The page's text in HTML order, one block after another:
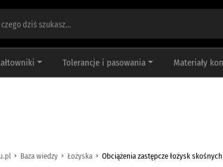
Tolerancje i pasowania Materiały
Baza wiedzy Łożyska Obciążenia zastępcze łożysk skośnych